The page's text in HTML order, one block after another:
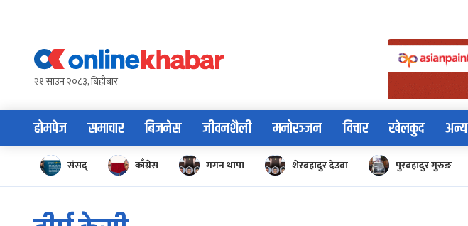
content२१ साउन २०८३, बिहीबार
होमपेज समाचार बिजनेस जीवनशैली मनोरञ्जन विचार खेलकुद अन्य
संसद् काँग्रेस गगन थापा शेरबहादुर देउवा पुरबहादुर गुरुङ